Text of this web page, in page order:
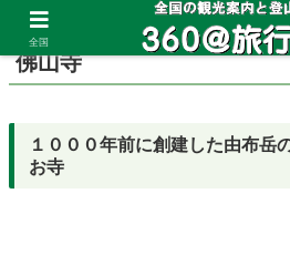
ホーム 大分県 湯布院
佛山寺
１０００年前に創建した由布岳
お寺
全国